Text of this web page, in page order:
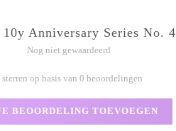
Anniversary Series No. 4
Nog niet gewaardeerd
sterren op basis van 0 beoordelingen
BEOORDELING TOEVOEGEN